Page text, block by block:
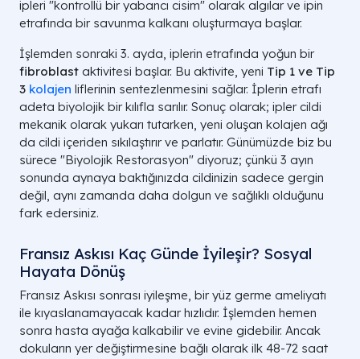
ipleri "kontrollü bir yabancı cisim" olarak algılar ve ipin
etrafında bir savunma kalkanı oluşturmaya başlar.
İşlemden sonraki 3. ayda, iplerin etrafında yoğun bir
fibroblast aktivitesi başlar. Bu aktivite, yeni Tip 1 ve Tip
3 kolajen liflerinin sentezlenmesini sağlar. İplerin etrafı
adeta biyolojik bir kılıfla sarılır. Sonuç olarak; ipler cildi
mekanik olarak yukarı tutarken, yeni oluşan kolajen ağı
da cildi içeriden sıkılaştırır ve parlatır. Günümüzde biz bu
sürece "Biyolojik Restorasyon" diyoruz; çünkü 3 ayın
sonunda aynaya baktığınızda cildinizin sadece gergin
değil, aynı zamanda daha dolgun ve sağlıklı olduğunu
fark edersiniz.
Fransız Askısı Kaç Günde İyileşir? Sosyal
Hayata Dönüş
Fransız Askısı sonrası iyileşme, bir yüz germe ameliyatı
ile kıyaslanamayacak kadar hızlıdır. İşlemden hemen
sonra hasta ayağa kalkabilir ve evine gidebilir. Ancak
dokuların yer değiştirmesine bağlı olarak ilk 48-72 saat